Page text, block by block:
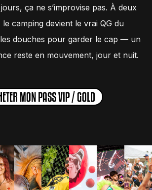
ça ne s’improvise pas. À deux
le camping devient le vrai QG du
douches pour garder le cap — un
reste en mouvement, jour et nuit.
MON PASS VIP / GOLD